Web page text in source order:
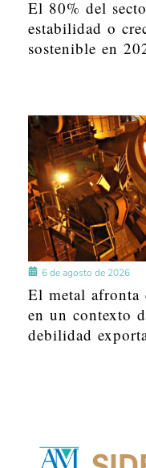
El 80% del
estabilidad o
sostenible en
6 de agosto de 2026
El metal afronta
en un contexto
debilidad